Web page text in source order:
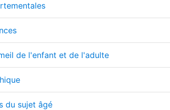
de l'enfant et de l'adulte
du sujet âgé